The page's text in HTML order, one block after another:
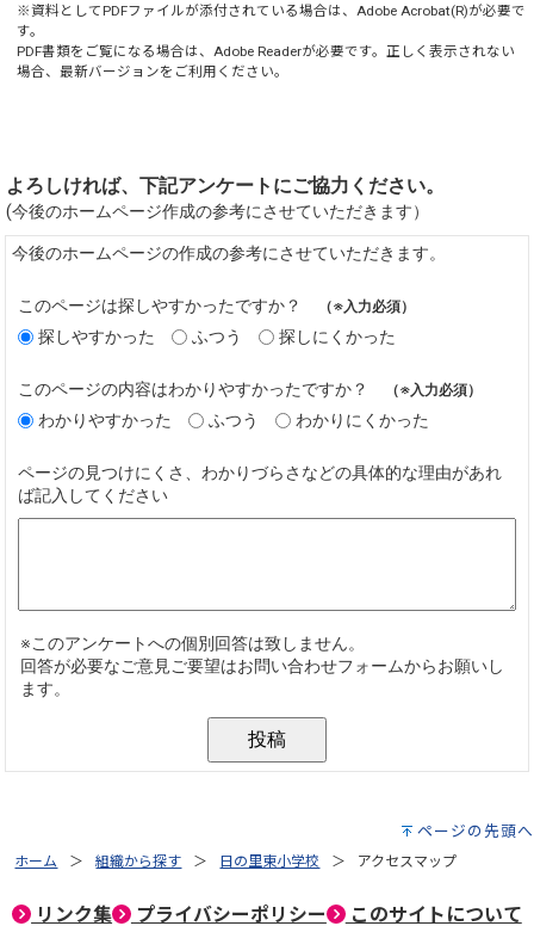
※資料としてPDFファイルが添付されている場合は、Adobe Acrobat(R)が必要で
す。
PDF書類をご覧になる場合は、Adobe Readerが必要です。正しく表示されない
場合、最新バージョンをご利用ください。
ページの先頭へ
ホーム 組織から探す 日の里東小学校 アクセスマップ
リンク集 プライバシーポリシー
このサイトについて